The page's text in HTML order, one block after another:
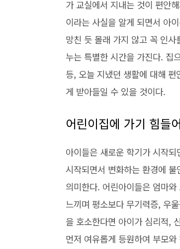
가 교실에서 지내는 것이 편안
이라는 사실을 알게 되면서 아
망친 듯 몰래 가지 않고 꼭 인
누는 특별한 시간을 가진다. 집
등, 오늘 지냈던 생활에 대해
게 받아들일 수 있을 것이다.
어린이집에 가기 힘들
아이들은 새로운 학기가 시작
시작되면서 변화하는 환경에
의미한다. 어린아이들은 엄마
느끼며 평소보다 무기력증, 우
을 호소한다면 아이가 심리적,
먼저 여유롭게 등원하여 부모